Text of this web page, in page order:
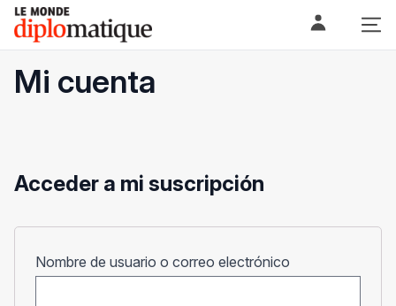
Skip
content
Le monde diplomatique
Mi cuenta
Acceder a mi suscripción
Nombre de usuario o correo electrónico